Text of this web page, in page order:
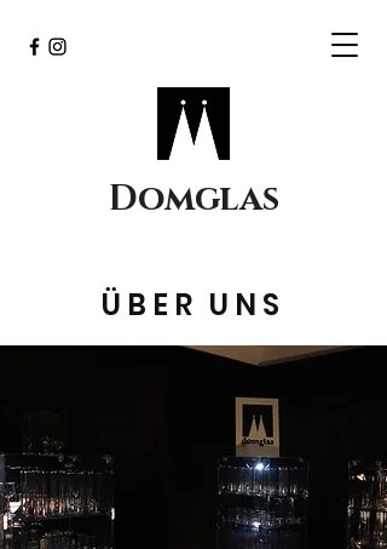
Domglas
ÜBER UNS